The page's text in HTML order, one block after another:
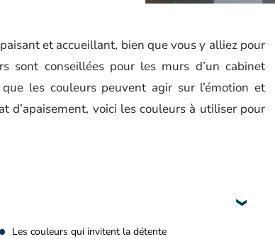
et accueillant, bien que vous y alliez pour
sont conseillées pour les murs d’un cabinet
les couleurs peuvent agir sur l’émotion et
d’apaisement, voici les couleurs à utiliser pour
Les couleurs qui invitent la détente